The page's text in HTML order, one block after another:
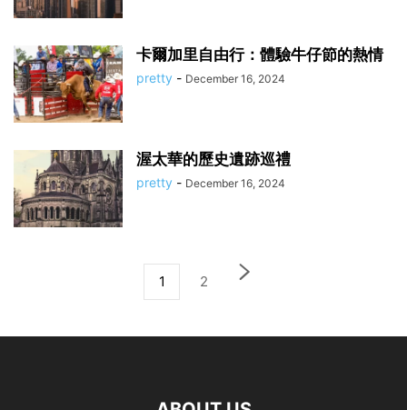
卡爾加里自由行：體驗牛仔節的熱情
pretty - December 16, 2024
渥太華的歷史遺跡巡禮
pretty - December 16, 2024
1 2